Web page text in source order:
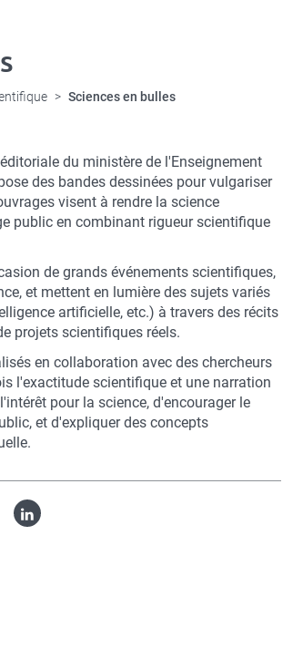
Sciences en bulles
du ministère de l'Enseignement
des bandes dessinées pour vulgariser
visent à rendre la science
public en combinant rigueur scientifique
de grands événements scientifiques,
et mettent en lumière des sujets variés
artificielle, etc.) à travers des récits
projets scientifiques réels.
en collaboration avec des chercheurs
l'exactitude scientifique et une narration
pour la science, d'encourager le
et d'expliquer des concepts
Linked